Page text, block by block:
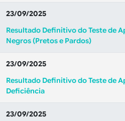
23/09/2025
Resultado Definitivo do Teste de
Negros (Pretos e Pardos)
23/09/2025
Resultado Definitivo do Teste de
Deficiência
23/09/2025